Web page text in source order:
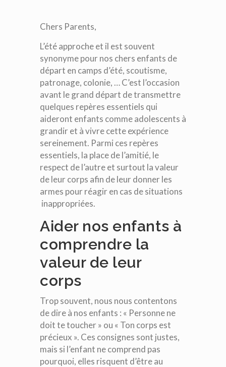
Chers Parents,
L’été approche et il est souvent
synonyme pour nos chers enfants de
départ en camps d’été, scoutisme,
patronage, colonie, … C’est l’occasion
avant le grand départ de transmettre
quelques repères essentiels qui
aideront enfants comme adolescents à
grandir et à vivre cette expérience
sereinement. Parmi ces repères
essentiels, la place de l’amitié, le
respect de l’autre et surtout la valeur
de leur corps afin de leur donner les
armes pour réagir en cas de situations
inappropriées.
Aider nos enfants à
comprendre la
valeur de leur
corps
Trop souvent, nous nous contentons
de dire à nos enfants : « Personne ne
doit te toucher » ou « Ton corps est
précieux ». Ces consignes sont justes,
mais si l’enfant ne comprend pas
pourquoi, elles risquent d’être au